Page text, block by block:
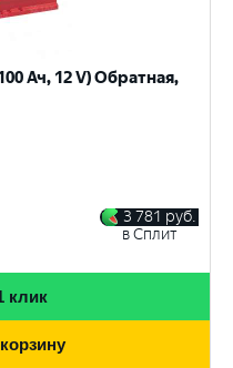
Ач, 12 V) Обратная,
3 781 руб.
в Сплит
клик